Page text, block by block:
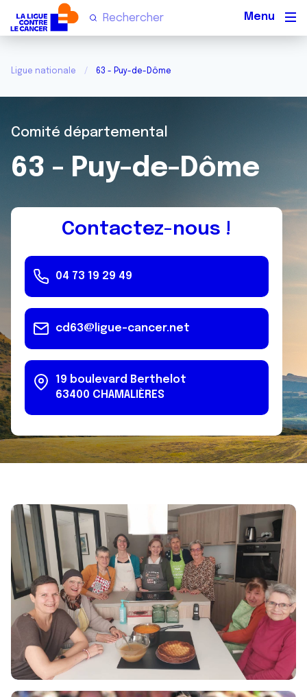
Ligue nationale 63 - Puy-de-Dôme
Comité départemental
63 - Puy-de-Dôme
Contactez-nous !
04 73 19 29 49
cd63@ligue-cancer.net
19 boulevard Berthelot
63400 CHAMALIÈRES